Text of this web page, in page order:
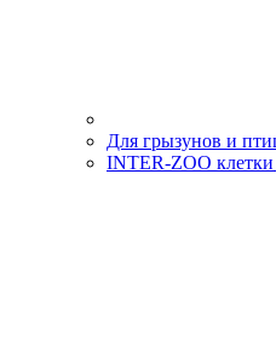
Для грызунов и
INTER-ZOO